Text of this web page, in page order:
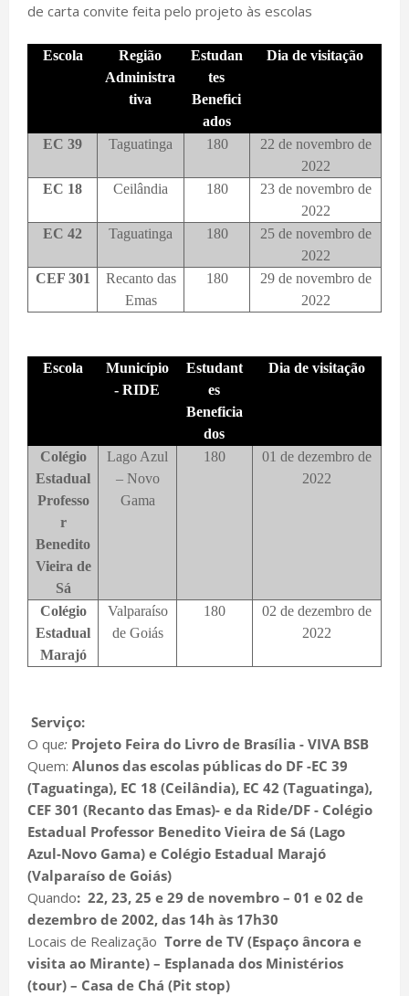
de carta convite feita pelo projeto às escolas
Escola
Região
Administra
tiva
Estudan
tes
Benefici
ados
Dia de visitação
EC 39 Taguatinga 180
22 de novembro de
2022
EC 18
Ceilândia 180
23 de novembro de
2022
EC 42
Taguatinga 180
25 de novembro de
2022
CEF 301
Recanto das
Emas
180
29 de novembro de
2022
Escola
Município
- RIDE
Estudant
es
Beneficia
dos
Dia de visitação
Colégio
Estadual
Professo
r
Benedito
Vieira de
Sá
Lago Azul
– Novo
Gama
180
01 de dezembro de
2022
Colégio
Estadual
Marajó
Valparaíso
de Goiás
180
02 de dezembro de
2022
Serviço:
O que: Projeto Feira do Livro de Brasília - VIVA BSB
Quem: Alunos das escolas públicas do DF -EC 39
(Taguatinga), EC 18 (Ceilândia), EC 42 (Taguatinga),
CEF 301 (Recanto das Emas)- e da Ride/DF - Colégio
Estadual Professor Benedito Vieira de Sá (Lago
Azul-Novo Gama) e Colégio Estadual Marajó
(Valparaíso de Goiás)
Quando: 22, 23, 25 e 29 de novembro – 01 e 02 de
dezembro de 2002, das 14h às 17h30
Locais de Realização Torre de TV (Espaço âncora e
visita ao Mirante) – Esplanada dos Ministérios
(tour) – Casa de Chá (Pit stop)